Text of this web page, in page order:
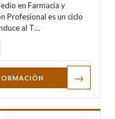
en Farmacia y
Profesional es un ciclo
al T…
→